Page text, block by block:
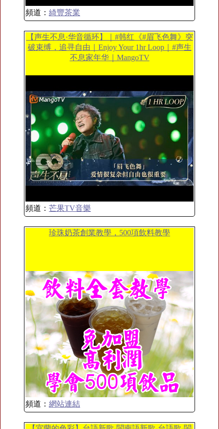
頻道： 綺豐茶業
【声生不息·华音循环】｜#韩红《#眉飞色舞》突
破束缚，追寻自由｜Enjoy Your 1hr Loop｜#声生
不息家年华｜MangoTV
頻道： 芒果TV音樂
珍珠奶茶創業教學，500項飲料教學
頻道： 網站連結